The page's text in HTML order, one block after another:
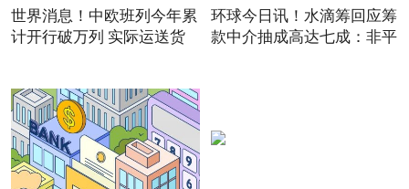
世界消息！中欧班列今年累
计开行破万列 实际运送货
环球今日讯！水滴筹回应筹
款中介抽成高达七成：非平